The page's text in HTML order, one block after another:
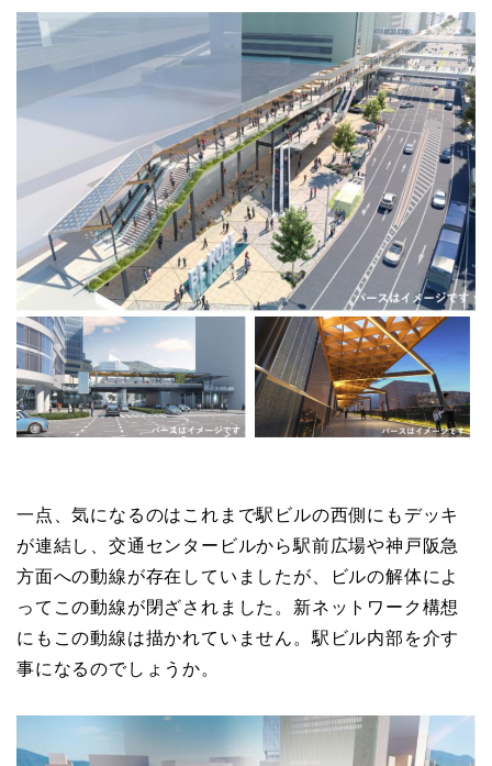
一点、気になるのはこれまで駅ビルの西側にもデッキ
が連結し、交通センタービルから駅前広場や神戸阪急
方面への動線が存在していましたが、ビルの解体によ
ってこの動線が閉ざされました。新ネットワーク構想
にもこの動線は描かれていません。駅ビル内部を介す
事になるのでしょうか。